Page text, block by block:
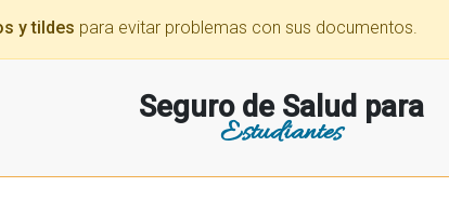
y tildes para evitar problemas con sus documentos.
Seguro de Salud para
Estudiantes